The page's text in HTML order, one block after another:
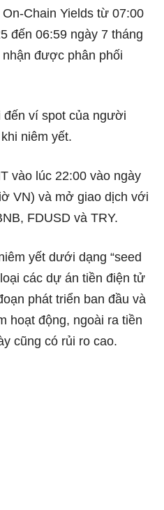
Chain Yields từ 07:00
đến 06:59 ngày 7 tháng
nhận được phân phối
ví spot của người
niêm yết.
vào lúc 22:00 vào ngày
VN) và mở giao dịch với
FDUSD và TRY.
yết dưới dạng “seed
các dự án tiền điện tử
phát triển ban đầu và
hoạt động, ngoài ra tiền
cũng có rủi ro cao.